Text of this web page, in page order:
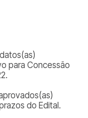
para Concessão
do Edital.